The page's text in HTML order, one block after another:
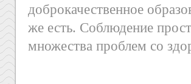
доброкачественное
же есть. Соблюдение
множества проблем со